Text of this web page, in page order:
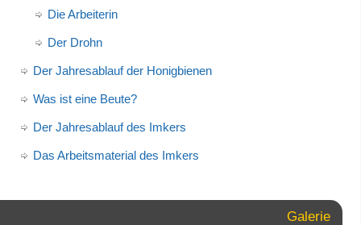
Die Arbeiterin
Der Drohn
Der Jahresablauf der Honigbienen
Was ist eine Beute?
Der Jahresablauf des Imkers
Das Arbeitsmaterial des Imkers
Galerie